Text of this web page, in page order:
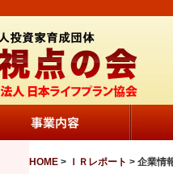
HOME > ＩＲレポート > 企業情